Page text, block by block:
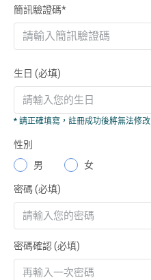
簡訊驗證碼*
生日 (必填)
* 請正確填寫，註冊成功後將無法修改
性別
男
女
密碼(必填)
密碼確認(必填)